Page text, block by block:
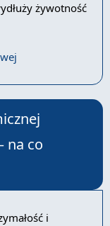
żywotność
na co
i